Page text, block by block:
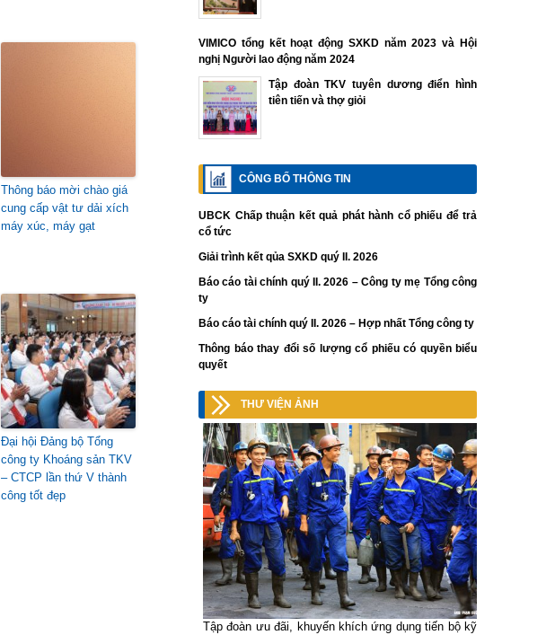
Thông báo mời chào giá
cung cấp vật tư dải xích
máy xúc, máy gạt
Đại hội Đảng bộ Tổng
công ty Khoáng sản TKV
– CTCP lần thứ V thành
công tốt đẹp
VIMICO tổng kết hoạt động SXKD năm 2023 và Hội
nghị Người lao động năm 2024
Tập đoàn TKV tuyên dương điển hình
tiên tiến và thợ giỏi
CÔNG BỐ THÔNG TIN
UBCK Chấp thuận kết quả phát hành cổ phiếu để trả
cổ tức
Giải trình kết qủa SXKD quý II. 2026
Báo cáo tài chính quý II. 2026 – Công ty mẹ Tổng công
ty
Báo cáo tài chính quý II. 2026 – Hợp nhất Tổng công ty
Thông báo thay đổi số lượng cổ phiếu có quyền biểu
quyết
THƯ VIỆN ẢNH
Tập đoàn ưu đãi, khuyến khích ứng dụng tiến bộ kỹ